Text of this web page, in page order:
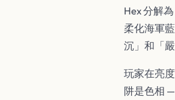
Hex 分解
柔化海軍
沉」和「
玩家在亮
阱是色相